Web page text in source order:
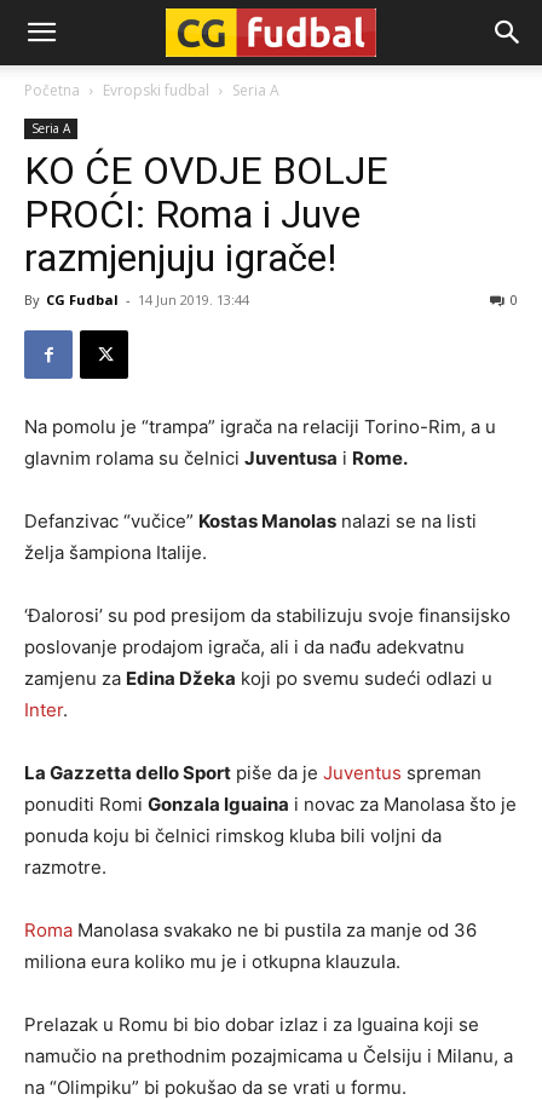
CG-
Fudbal
Početna Evropski fudbal Seria A
Seria A
KO ĆE OVDJE BOLJE
PROĆI: Roma i Juve
razmjenjuju igrače!
By CG Fudbal - 14 Jun 2019. 13:44 0
Na pomolu je “trampa” igrača na relaciji Torino-Rim, a u
glavnim rolama su čelnici Juventusa i Rome.
Defanzivac “vučice” Kostas Manolas nalazi se na listi
želja šampiona Italije.
‘Đalorosi’ su pod presijom da stabilizuju svoje finansijsko
poslovanje prodajom igrača, ali i da nađu adekvatnu
zamjenu za Edina Džeka koji po svemu sudeći odlazi u
Inter.
La Gazzetta dello Sport piše da je Juventus spreman
ponuditi Romi Gonzala Iguaina i novac za Manolasa što je
ponuda koju bi čelnici rimskog kluba bili voljni da
razmotre.
Roma Manolasa svakako ne bi pustila za manje od 36
miliona eura koliko mu je i otkupna klauzula.
Prelazak u Romu bi bio dobar izlaz i za Iguaina koji se
namučio na prethodnim pozajmicama u Čelsiju i Milanu, a
na “Olimpiku” bi pokušao da se vrati u formu.